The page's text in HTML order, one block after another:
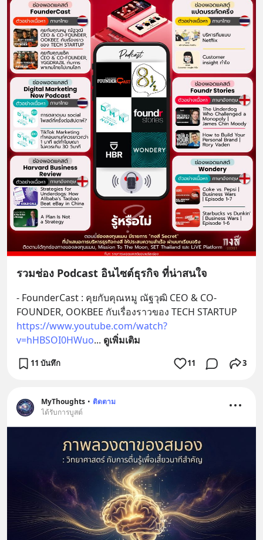
รวมช่อง Podcast อินไซต์ธุรกิจ ที่น่าสนใจ
- FounderCast : คุยกับคุณหมู ณัฐวุฒิ CEO & CO-
FOUNDER, OOKBEE กับเรื่องราวของ TECH STARTUP
https://www.youtube.com/watch?
v=hHBSOI0HWuo... ดูเพิ่มเติม
11 บันทึก 11 3
MyThoughts • ติดตาม
ได้รับการบูสต์